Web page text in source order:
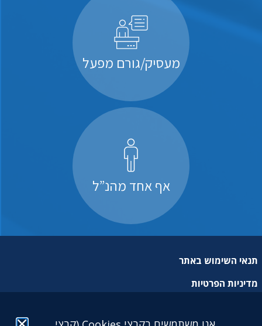
מעסיק/גורם מפעל
אף אחד מהנ”ל
תנאי השימוש באתר
מדיניות הפרטיות